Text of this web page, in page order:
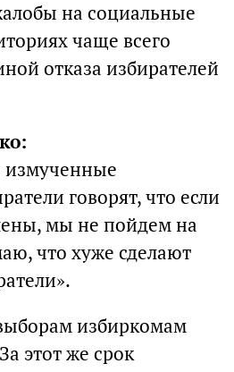
на социальные
чаще всего
отказа избирателей
измученные
говорят, что если
мы не пойдем на
что хуже сделают
избиркомам
этот же срок